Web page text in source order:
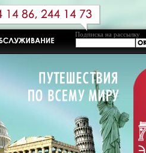
Подписка на рассылку